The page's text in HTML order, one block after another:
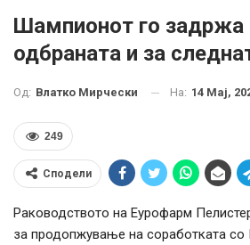
Шампионот го задржа
одбраната и за
Од: Влатко Мирчески На: 14 Мај,
249
Сподели
Раководството на Еурофарм
за продопжување на соработката со